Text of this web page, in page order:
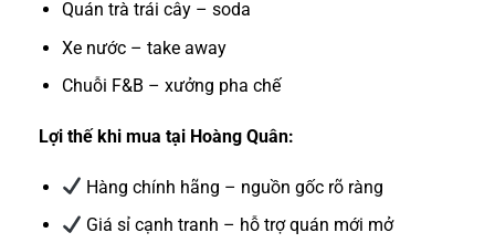
Quán trà trái cây – soda
Xe nước – take away
Chuỗi F&B – xưởng pha chế
Lợi thế khi mua tại Hoàng Quân:
Hàng chính hãng – nguồn gốc rõ ràng
Giá sỉ cạnh tranh – hỗ trợ quán mới mở